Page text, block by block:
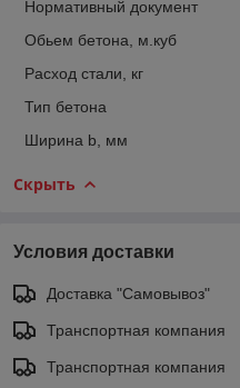
Нормативный документ
Обьем бетона, м.куб
Расход стали, кг
Тип бетона
Ширина b, мм
Скрыть
Условия доставки
Доставка "Самовывоз"
Транспортная компания
Транспортная компания